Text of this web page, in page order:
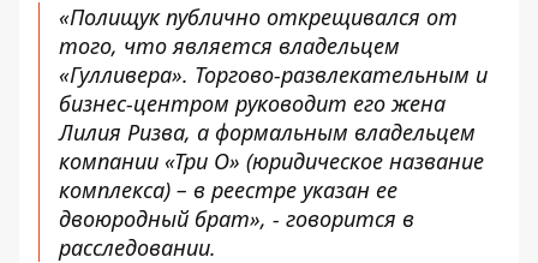
«Полищук публично открещивался от
того, что является владельцем
«Гулливера». Торгово-развлекательным и
бизнес-центром руководит его жена
Лилия Ризва, а формальным владельцем
компании «Три О» (юридическое название
комплекса) – в реестре указан ее
двоюродный брат», - говорится в
расследовании.